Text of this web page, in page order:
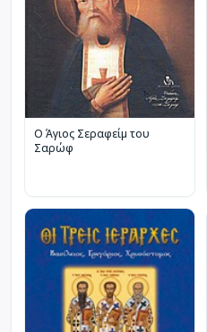
Ο Άγιος Σεραφείμ του
Σαρώφ